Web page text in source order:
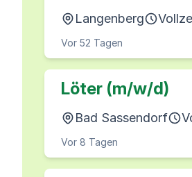
Langenberg
Vor 52 Tagen
Löter (m/w/d)
Bad Sassendorf
Vor 8 Tagen